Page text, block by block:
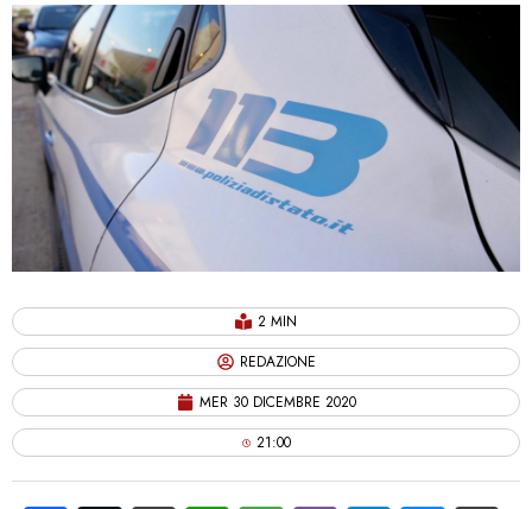
2 MIN
REDAZIONE
MER 30 DICEMBRE 2020
21:00